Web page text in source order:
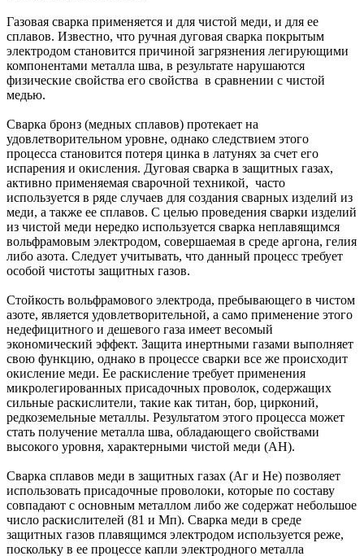
Газовая сварка применяется и для чистой меди, и для ее
сплавов. Известно, что ручная дуговая сварка покрытым
электродом становится причиной загрязнения легирующими
компонентами металла шва, в результате нарушаются
физические свойства его свойства в сравнении с чистой
медью.
Сварка бронз (медных сплавов) протекает на
удовлетворительном уровне, однако следствием этого
процесса становится потеря цинка в латунях за счет его
испарения и окисления. Дуговая сварка в защитных газах,
активно применяемая сварочной техникой, часто
используется в ряде случаев для создания сварных изделий из
меди, а также ее сплавов. С целью проведения сварки изделий
из чистой меди нередко используется сварка неплавящимся
вольфрамовым электродом, совершаемая в среде аргона, гелия
либо азота. Следует учитывать, что данный процесс требует
особой чистоты защитных газов.
Стойкость вольфрамового электрода, пребывающего в чистом
азоте, является удовлетворительной, а само применение этого
недефицитного и дешевого газа имеет весомый
экономический эффект. Защита инертными газами выполняет
свою функцию, однако в процессе сварки все же происходит
окисление меди. Ее раскисление требует применения
микролегированных присадочных проволок, содержащих
сильные раскислители, такие как титан, бор, цирконий,
редкоземельные металлы. Результатом этого процесса может
стать получение металла шва, обладающего свойствами
высокого уровня, характерными чистой меди (АН).
Сварка сплавов меди в защитных газах (Аг и Не) позволяет
использовать присадочные проволоки, которые по составу
совпадают с основным металлом либо же содержат небольшое
число раскислителей (81 и Мп). Сварка меди в среде
защитных газов плавящимся электродом используется реже,
поскольку в ее процессе капли электродного металла